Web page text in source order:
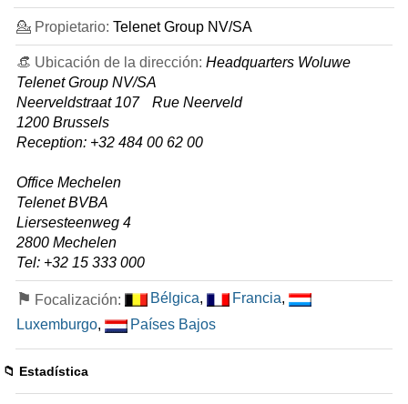
💁 Propietario: Telenet Group NV/SA
👒 Ubicación de la dirección: Headquarters Woluwe
Telenet Group NV/SA
Neerveldstraat 107 Rue Neerveld
1200 Brussels
Reception: +32 484 00 62 00
Office Mechelen
Telenet BVBA
Liersesteenweg 4
2800 Mechelen
Tel: +32 15 333 000
⚑ Focalización: Bélgica, Francia,
Luxemburgo, Países Bajos
📁 Estadística